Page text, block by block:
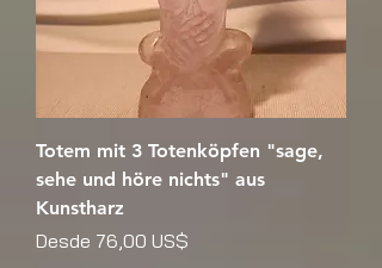
Totem mit 3 Totenköpfen "sage,
sehe und höre nichts" aus
Kunstharz
Desde 76,00 US$
Precio de oferta